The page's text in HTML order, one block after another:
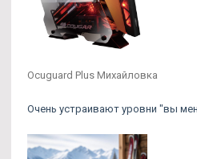
Ocuguard Plus Михайловка
Очень устраивают уровни "вы